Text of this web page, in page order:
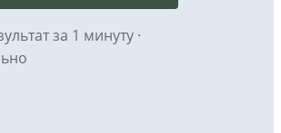
за 1 минуту ·